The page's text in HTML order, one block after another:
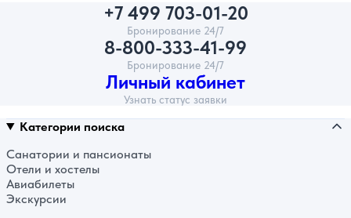
+7 499 703-01-20
Бронирование 24/7
8-800-333-41-99
Бронирование 24/7
Личный кабинет
Узнать статус заявки
Категории поиска
Санатории и пансионаты
Отели и хостелы
Авиабилеты
Экскурсии